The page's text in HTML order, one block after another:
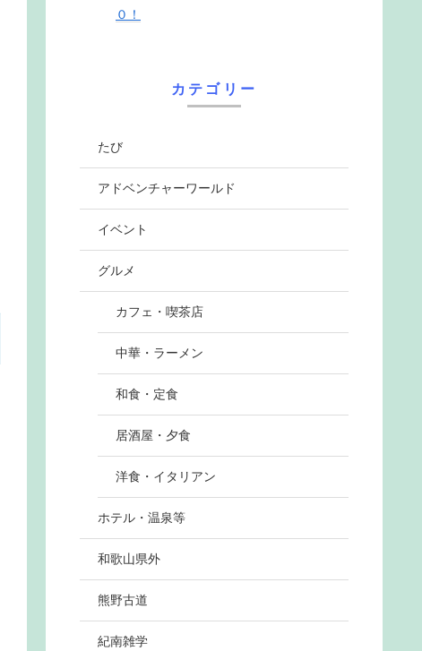
０！
カテゴリー
たび
アドベンチャーワールド
イベント
グルメ
カフェ・喫茶店
中華・ラーメン
和食・定食
居酒屋・夕食
洋食・イタリアン
ホテル・温泉等
和歌山県外
熊野古道
紀南雑学